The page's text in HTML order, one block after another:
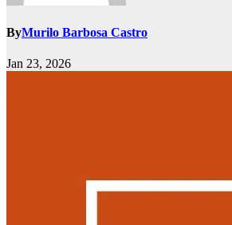
ByMurilo Barbosa Castro
Jan 23, 2026